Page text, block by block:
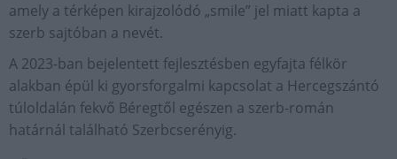
amely a térképen kirajzolódó „smile” jel miatt kapta a
szerb sajtóban a nevét.
A 2023-ban bejelentett fejlesztésben egyfajta félkör
alakban épül ki gyorsforgalmi kapcsolat a Hercegszántó
túloldalán fekvő Béregtől egészen a szerb-román
határnál található Szerbcserényig.